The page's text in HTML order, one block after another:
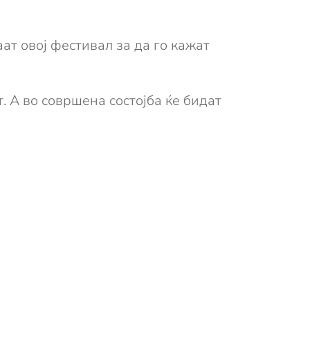
овој фестивал за да го кажат
во совршена состојба ќе бидат